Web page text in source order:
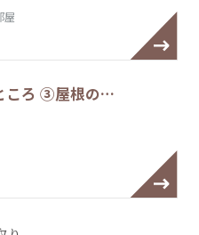
屋
ころ ③屋根の…